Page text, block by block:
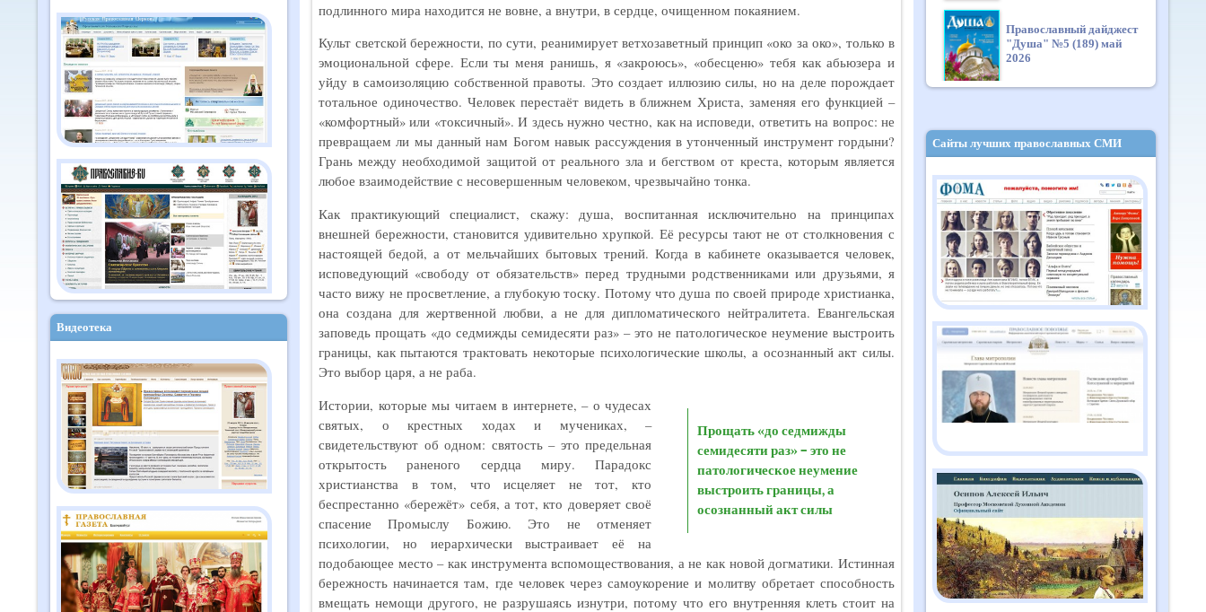
Видеотека
подлинного мира находится не вовне, а внутри, в сердце, очищенном покаянием.
Культ светской бережности, по сути, реанимирует ветхозаветный принцип «око за око», только в
эмоциональной сфере. Если ты меня ранишь, я «закроюсь», «обесценю» тебя как абьюзера и
уйду в самоизоляцию собственной правоты. Это создает иллюзию силы, но на деле порождает
тотальное одиночество. Человек перестаёт видеть в ближнем Христа, заменяя его функцией –
«комфортный» или «токсичный». И здесь нужно честно, как на исповеди, ответить на вопрос: не
превращаем ли мы данный нам Богом навык рассуждения в утонченный инструмент гордыни?
Грань между необходимой защитой от реального зла и бегством от креста, которым является
любое взаимодействие с несовершенным человеком, чрезвычайно тонка.
Как практикующий специалист, скажу: душа, воспитанная исключительно на принципах
внешней бережности, становится удивительно хрупкой. Её ресурсы тают не от столкновения с
настоящей бедой, а от мельчайших бытовых трений. Когда в кабинете оказывается человек,
исповедующий «свободу от обязательств» перед трудными родственниками или друзьями, я
часто вижу не просветление, а глубокую тоску. Потому что душа по своей природе христианка,
она создана для жертвенной любви, а не для дипломатического нейтралитета. Евангельская
заповедь прощать «до седмижды семидесяти раз» – это не патологическое неумение выстроить
границы, как пытаются трактовать некоторые психологические школы, а осознанный акт силы.
Это выбор царя, а не раба.
Прощать «до седмижды
семидесяти раз» – это не
патологическое неумение
выстроить границы, а
осознанный акт силы
Истории, которые мы читаем в интернете, – о чудесах
святых, о крестных ходах и мучениках, –
свидетельствуют об одном: святость – это предельная
открытость раненого сердца миру. Парадокс
христианства в том, что исцеляет не тот, кто
беспрестанно «бережёт» себя, а тот, кто доверяет своё
спасение Промыслу Божию. Это не отменяет
психологии, но иерархически выстраивает её на
подобающее место – как инструмента вспомоществования, а не как новой догматики. Истинная
бережность начинается там, где человек через самоукорение и молитву обретает способность
вмещать немощи другого, не разрушаясь изнутри, потому что его внутренняя клеть стоит на
Православный дайджест
"Душа" №5 (189) май
2026
"Душа" №4 (188) апрель
2026
Православный дайджест
"Душа" №3 (187) март
2026
Православный дайджест
"Душа" №2 (186)
февраль 2026
Православный дайджест
"Душа" №1 (185) январь
Православный дайджест
"Душа" №12 (184)
декабрь 2025
Православный дайджест
"Душа" №11 (183) ноябрь
2025
Сайты лучших православных СМИ